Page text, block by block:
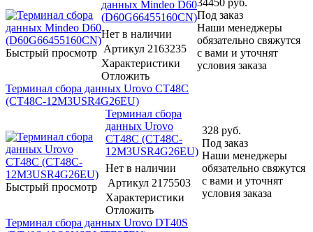
Быстрый просмотр
данных Mindeo D60
(D60G66455160CN)
Нет в наличии
Артикул 2163235
Характеристики
Отложить
Под заказ
Наши менеджеры
обязательно свяжутся
с вами и уточнят
условия заказа
Терминал сбора данных Urovo CT48C
(CT48C-12M3USR4G26EU)
Быстрый просмотр
Терминал сбора
данных Urovo
CT48C (CT48C-
12M3USR4G26EU)
Нет в наличии
Артикул 2175503
Характеристики
Отложить
328 руб.
Под заказ
Наши менеджеры
обязательно свяжутся
с вами и уточнят
условия заказа
Терминал сбора данных Urovo DT40S